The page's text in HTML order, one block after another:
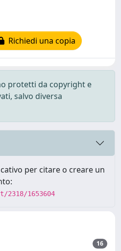
Richiedi una copia
protetti da copyright e
salvo diversa
per citare o creare un
1653604
16